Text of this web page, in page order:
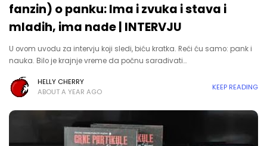
fanzin) o panku: Ima i zvuka i stava i
mladih, ima nade | INTERVJU
U ovom uvodu za intervju koji sledi, biću kratka. Reći ću samo: pank i
nauka. Bilo je krajnje vreme da počnu sarađivati…
HELLY CHERRY
ABOUT A YEAR AGO
KEEP READING